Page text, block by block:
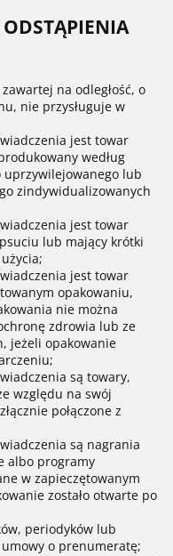
na odległość, o
nie przysługuje w
jest towar
według
uprzywilejowanego lub
zindywidualizowanych
jest towar
lub mający krótki
jest towar
opakowaniu,
nie można
zdrowia lub ze
jeżeli opakowanie
są towary,
względu na swój
połączone z
są nagrania
albo programy
w zapieczętowanym
zostało otwarte po
periodyków lub
o prenumeratę;